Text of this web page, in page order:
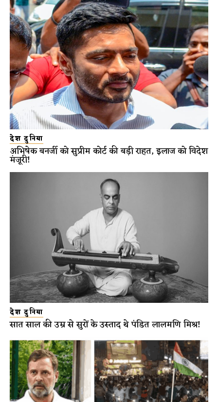
देश दुनिया
अभिषेक बनर्जी को सुप्रीम कोर्ट की बड़ी राहत, इलाज को विदेश
मंजूरी!
देश दुनिया
सात साल की उम्र से सुरों के उस्ताद थे पंडित लालमणि मिश्र!